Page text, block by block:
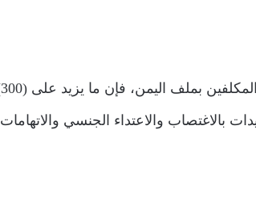
بالاغتصاب والاعتداء الجنسي